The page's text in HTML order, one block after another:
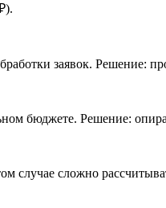
заявок. Решение:
бюджете. Решение:
случае сложно